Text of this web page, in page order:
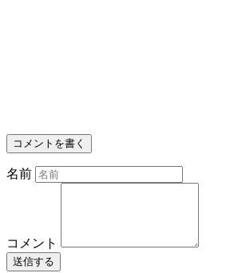
コメントを書く
名前
コメント
送信する